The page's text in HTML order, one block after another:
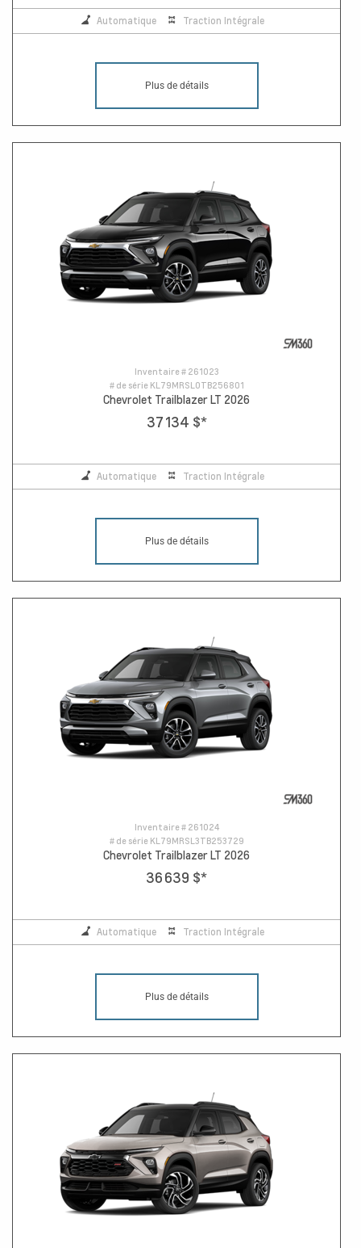
Automatique Traction Intégrale
Plus de détails
Inventaire # 261023
# de série KL79MRSL0TB256801
Chevrolet Trailblazer LT 2026
37 134 $*
Automatique Traction Intégrale
Plus de détails
Inventaire # 261024
# de série KL79MRSL3TB253729
Chevrolet Trailblazer LT 2026
36 639 $*
Automatique Traction Intégrale
Plus de détails